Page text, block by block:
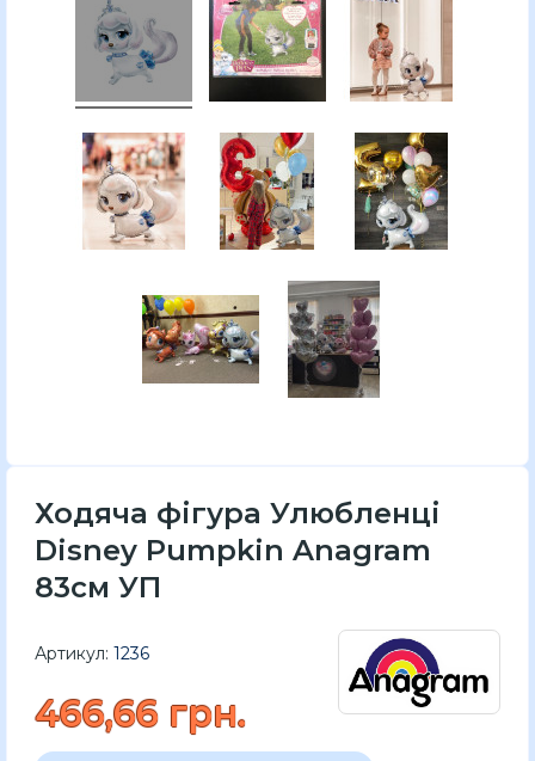
Ходяча фігура Улюбленці
Disney Pumpkin Anagram
83см УП
Артикул: 1236
466,66 грн.